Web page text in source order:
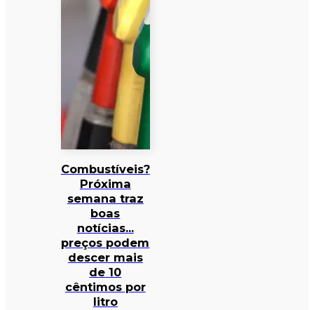
Combustíveis?
Próxima
semana traz
boas
notícias…
preços podem
descer mais
de 10
cêntimos por
litro